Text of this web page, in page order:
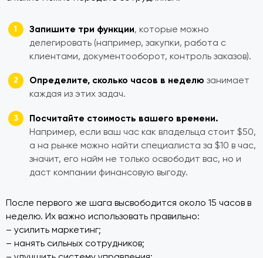
Запишите три функции, которые можно
делегировать (например, закупки, работа с
клиентами, документооборот, контроль заказов).
Определите, сколько часов в неделю занимает
каждая из этих задач.
Посчитайте стоимость вашего времени.
Например, если ваш час как владельца стоит $50,
а на рынке можно найти специалиста за $10 в час,
значит, его найм не только освободит вас, но и
даст компании финансовую выгоду.
После первого же шага высвободится около 15 часов в
неделю. Их важно использовать правильно:
– усилить маркетинг;
– нанять сильных сотрудников;